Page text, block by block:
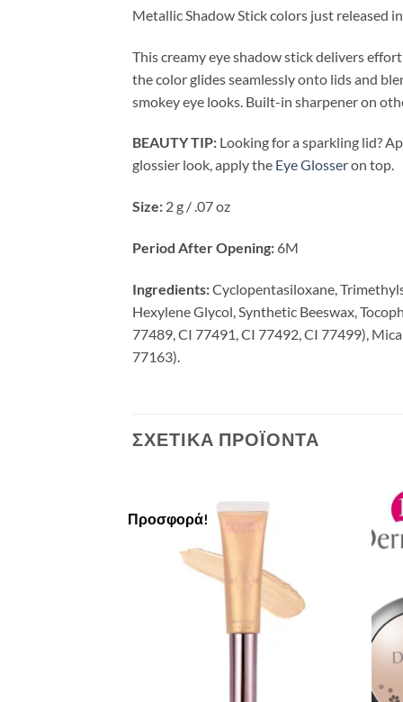
Metallic Shadow Stick colors just released
This creamy eye shadow stick delivers
the color glides seamlessly onto lids and
smokey eye looks. Built-in sharpener on
BEAUTY TIP: Looking for a sparkling lid?
glossier look, apply the Eye Glosseron top.
Size: 2 g / .07 oz
Period After Opening: 6M
Ingredients:Cyclopentasiloxane,
Hexylene Glycol, Synthetic Beeswax,
77489, CI 77491, CI 77492, CI 77499),
77163).
ΣΧΕΤΙΚΆ ΠΡΟΪΌΝΤΑ
Προσφορά!